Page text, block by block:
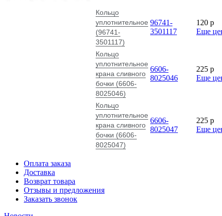
Кольцо
уплотнительное
(96741-
3501117)
96741-
3501117
120 p
Еще
Кольцо
уплотнительное
крана сливного
бочки (6606-
8025046)
6606-
8025046
225 p
Еще
Кольцо
уплотнительное
крана сливного
бочки (6606-
8025047)
6606-
8025047
225 p
Еще
Оплата заказа
Доставка
Возврат товара
Отзывы и предложения
Заказать звонок